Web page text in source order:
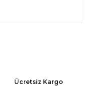
Ücretsiz Kargo